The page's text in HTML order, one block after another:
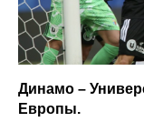
Динамо –
Европы.